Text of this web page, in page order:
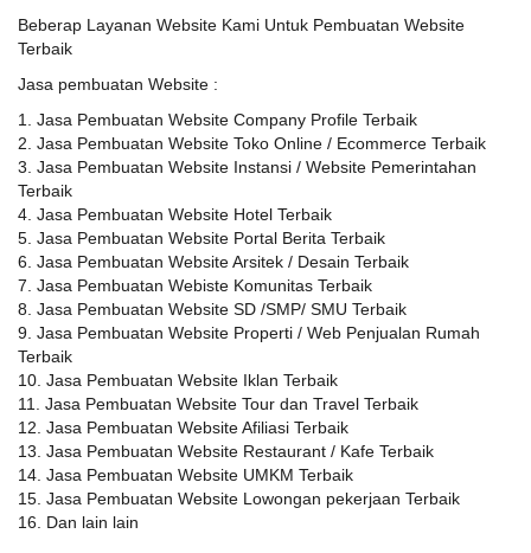
Beberap Layanan Website Kami Untuk Pembuatan Website
Terbaik
Jasa pembuatan Website :
1. Jasa Pembuatan Website Company Profile Terbaik
2. Jasa Pembuatan Website Toko Online / Ecommerce Terbaik
3. Jasa Pembuatan Website Instansi / Website Pemerintahan
Terbaik
4. Jasa Pembuatan Website Hotel Terbaik
5. Jasa Pembuatan Website Portal Berita Terbaik
6. Jasa Pembuatan Website Arsitek / Desain Terbaik
7. Jasa Pembuatan Webiste Komunitas Terbaik
8. Jasa Pembuatan Website SD /SMP/ SMU Terbaik
9. Jasa Pembuatan Website Properti / Web Penjualan Rumah
Terbaik
10. Jasa Pembuatan Website Iklan Terbaik
11. Jasa Pembuatan Website Tour dan Travel Terbaik
12. Jasa Pembuatan Website Afiliasi Terbaik
13. Jasa Pembuatan Website Restaurant / Kafe Terbaik
14. Jasa Pembuatan Website UMKM Terbaik
15. Jasa Pembuatan Website Lowongan pekerjaan Terbaik
16. Dan lain lain